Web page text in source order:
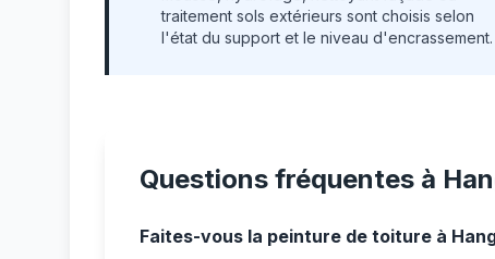
traitement sols extérieurs sont choisis selon
l'état du support et le niveau d'encrassement.
Questions fréquentes à
Faites-vous la peinture de toiture à